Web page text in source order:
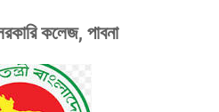
কলেজ, পাবনা